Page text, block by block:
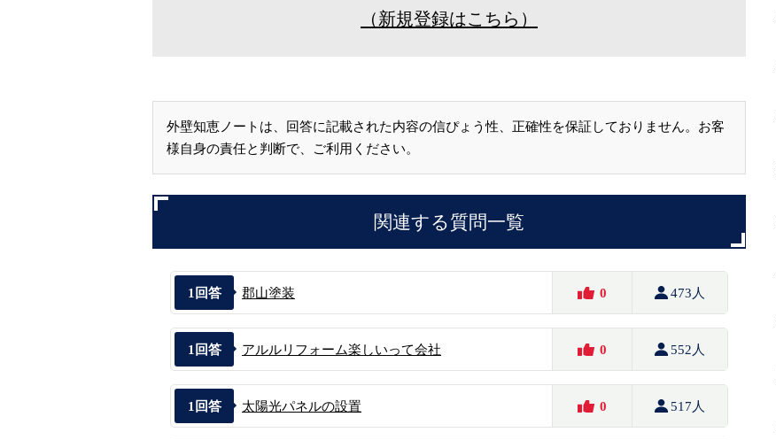
（新規登録はこちら）
外壁知恵ノートは、回答に記載された内容の信ぴょう性、正確性を保証しておりません。お客
様自身の責任と判断で、ご利用ください。
関連する質問一覧
1 回答 郡山塗装 0 473人
1 回答 アルルリフォーム楽しいって会社 0 552人
1 回答 太陽光パネルの設置 0 517人